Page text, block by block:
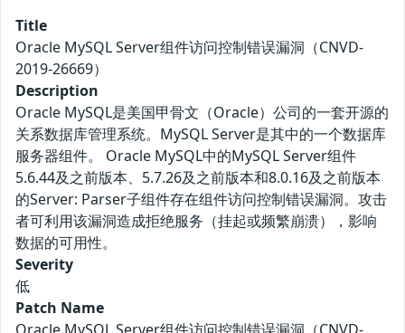
Title
Oracle MySQL Server组件访问控制错误漏洞（CNVD-
2019-26669）
Description
Oracle MySQL是美国甲骨文（Oracle）公司的一套开源的
关系数据库管理系统。MySQL Server是其中的一个数据库
服务器组件。 Oracle MySQL中的MySQL Server组件
5.6.44及之前版本、5.7.26及之前版本和8.0.16及之前版本
的Server: Parser子组件存在组件访问控制错误漏洞。攻击
者可利用该漏洞造成拒绝服务（挂起或频繁崩溃），影响
数据的可用性。
Severity
低
Patch Name